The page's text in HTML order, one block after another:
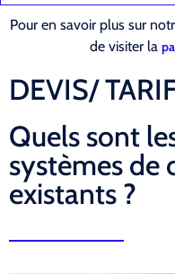
Pour en savoir plus sur
de visiter la
DEVIS/
Quels sont
systèmes de
existants ?